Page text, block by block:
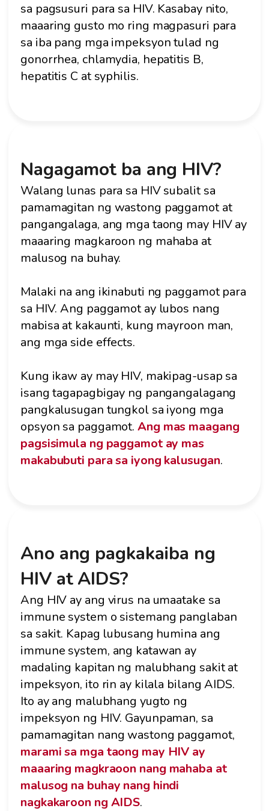
sa pagsusuri para sa HIV. Kasabay nito,
maaaring gusto mo ring magpasuri para
sa iba pang mga impeksyon tulad ng
gonorrhea, chlamydia, hepatitis B,
hepatitis C at syphilis.
Nagagamot ba ang HIV?
Walang lunas para sa HIV subalit sa
pamamagitan ng wastong paggamot at
pangangalaga, ang mga taong may HIV ay
maaaring magkaroon ng mahaba at
malusog na buhay.
Malaki na ang ikinabuti ng paggamot para
sa HIV. Ang paggamot ay lubos nang
mabisa at kakaunti, kung mayroon man,
ang mga side effects.
Kung ikaw ay may HIV, makipag-usap sa
isang tagapagbigay ng pangangalagang
pangkalusugan tungkol sa iyong mga
opsyon sa paggamot. Ang mas maagang
pagsisimula ng paggamot ay mas
makabubuti para sa iyong kalusugan.
Ano ang pagkakaiba ng
HIV at AIDS?
Ang HIV ay ang virus na umaatake sa
immune system o sistemang panglaban
sa sakit. Kapag lubusang humina ang
immune system, ang katawan ay
madaling kapitan ng malubhang sakit at
impeksyon, ito rin ay kilala bilang AIDS.
Ito ay ang malubhang yugto ng
impeksyon ng HIV. Gayunpaman, sa
pamamagitan nang wastong paggamot,
marami sa mga taong may HIV ay
maaaring magkraoon nang mahaba at
malusog na buhay nang hindi
nagkakaroon ng AIDS.